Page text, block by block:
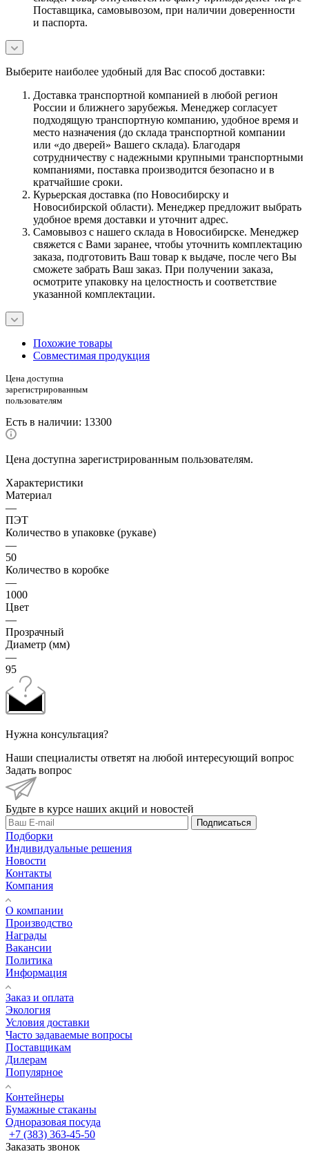
Поставщика, самовывозом, при наличии доверенности
и паспорта.
Выберите наиболее удобный для Вас способ доставки:
Доставка транспортной компанией в любой регион
России и ближнего зарубежья. Менеджер согласует
подходящую транспортную компанию, удобное время и
место назначения (до склада транспортной компании
или «до дверей» Вашего склада). Благодаря
сотрудничеству с надежными крупными транспортными
компаниями, поставка производится безопасно и в
кратчайшие сроки.
Курьерская доставка (по Новосибирску и
Новосибирской области). Менеджер предложит выбрать
удобное время доставки и уточнит адрес.
Самовывоз с нашего склада в Новосибирске. Менеджер
свяжется с Вами заранее, чтобы уточнить комплектацию
заказа, подготовить Ваш товар к выдаче, после чего Вы
сможете забрать Ваш заказ. При получении заказа,
осмотрите упаковку на целостность и соответствие
указанной комплектации.
Похожие товары
Совместимая продукция
Цена доступна
зарегистрированным
пользователям
Есть в наличии: 13300
Цена доступна зарегистрированным пользователям.
Характеристики
Материал
—
ПЭТ
Количество в упаковке (рукаве)
—
50
Количество в коробке
—
1000
Цвет
—
Прозрачный
Диаметр (мм)
—
95
Нужна консультация?
Наши специалисты ответят на любой интересующий вопрос
Задать вопрос
Будьте в курсе наших акций и новостей
Подписаться
Подборки
Индивидуальные решения
Новости
Контакты
Компания
О компании
Производство
Награды
Вакансии
Политика
Информация
Заказ и оплата
Экология
Условия доставки
Часто задаваемые вопросы
Поставщикам
Дилерам
Популярное
Контейнеры
Бумажные стаканы
Одноразовая посуда
+7 (383) 363-45-50
Заказать звонок